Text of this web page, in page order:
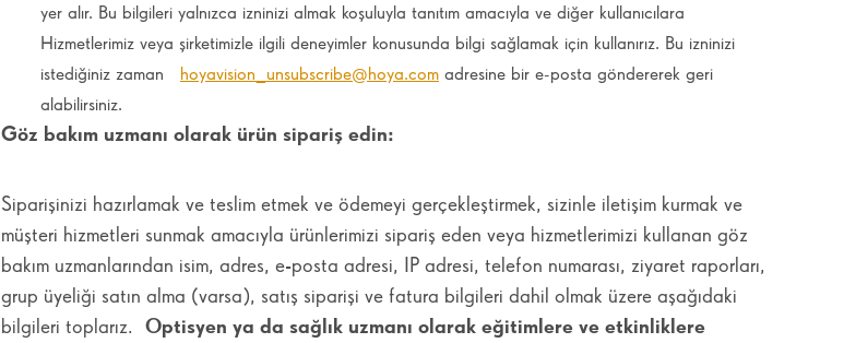
yer alır. Bu bilgileri yalnızca izninizi almak koşuluyla tanıtım amacıyla ve diğer kullanıcılara
Hizmetlerimiz veya şirketimizle ilgili deneyimler konusunda bilgi sağlamak için kullanırız. Bu izninizi
istediğiniz zaman hoyavision_unsubscribe@hoya.com adresine bir e-posta göndererek geri
alabilirsiniz.
Göz bakım uzmanı olarak ürün sipariş edin:
Siparişinizi hazırlamak ve teslim etmek ve ödemeyi gerçekleştirmek, sizinle iletişim kurmak ve
müşteri hizmetleri sunmak amacıyla ürünlerimizi sipariş eden veya hizmetlerimizi kullanan göz
bakım uzmanlarından isim, adres, e-posta adresi, IP adresi, telefon numarası, ziyaret raporları,
grup üyeliği satın alma (varsa), satış siparişi ve fatura bilgileri dahil olmak üzere aşağıdaki
bilgileri toplarız. Optisyen ya da sağlık uzmanı olarak eğitimlere ve etkinliklere